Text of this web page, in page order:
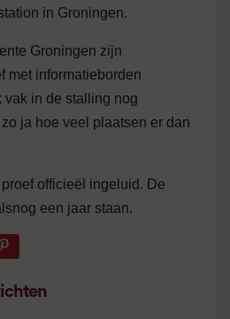
in Groningen.
Groningen zijn
met informatieborden
in de stalling nog
ja hoe veel plaatsen er dan
officieël ingeluid. De
een jaar staan.